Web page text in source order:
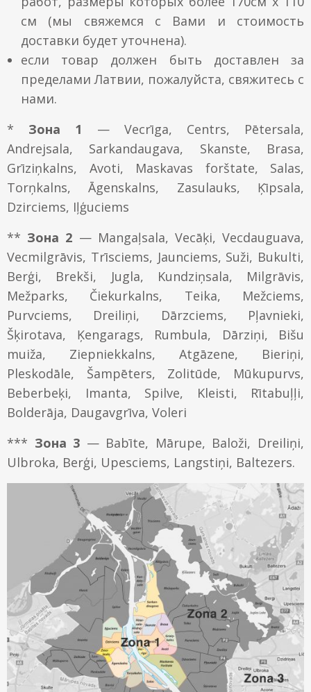
см (мы свяжемся с Вами и стоимость
доставки будет уточнена).
если товар должен быть доставлен за
пределами Латвии, пожалуйста, свяжитесь с
нами.
* Зона 1 — Vecrīga, Centrs, Pētersala,
Andrejsala, Sarkandaugava, Skanste, Brasa,
Grīziņkalns, Avoti, Maskavas forštate, Salas,
Torņkalns, Āgenskalns, Zasulauks, Ķīpsala,
Dzirciems, Iļģuciems
** Зона 2 — Mangaļsala, Vecāķi, Vecdauguava,
Vecmilgrāvis, Trīsciems, Jaunciems, Suži, Bukulti,
Berģi, Brekši, Jugla, Kundziņsala, Milgrāvis,
Mežparks, Čiekurkalns, Teika, Mežciems,
Purvciems, Dreiliņi, Dārzciems, Pļavnieki,
Šķirotava, Ķengarags, Rumbula, Dārziņi, Bišu
muiža, Ziepniekkalns, Atgāzene, Bieriņi,
Pleskodāle, Šampēters, Zolitūde, Mūkupurvs,
Beberbeķi, Imanta, Spilve, Kleisti, Rītabuļļi,
Bolderāja, Daugavgrīva, Voleri
*** Зона 3 — Babīte, Mārupe, Baloži, Dreiliņi,
Ulbroka, Berģi, Upesciems, Langstiņi, Baltezers.